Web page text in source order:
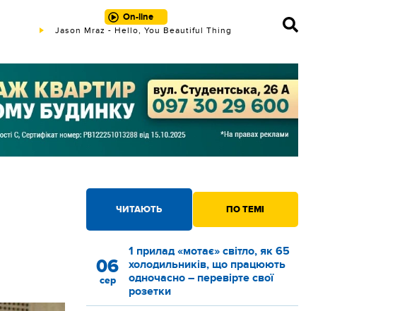
On-line
Jason Mraz - Hello, You Beautiful Thing
ЧИТАЮТЬ ПО ТЕМІ
06
сер
1 прилад «мотає» світло, як 65
холодильників, що працюють
одночасно – перевірте свої
розетки